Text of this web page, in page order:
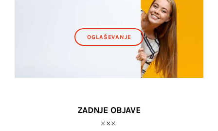
OGLAŠEVANJE
ZADNJE OBJAVE